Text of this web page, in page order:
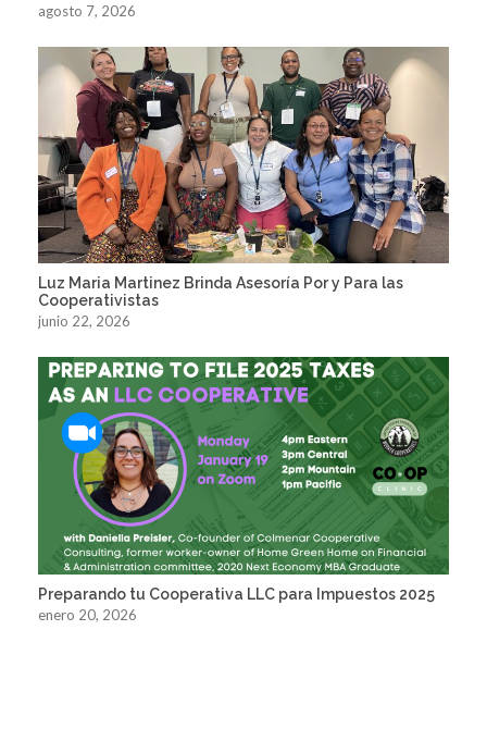
agosto 7, 2026
Luz Maria Martinez Brinda Asesoría Por y Para las
Cooperativistas
junio 22, 2026
Preparando tu Cooperativa LLC para Impuestos 2025
enero 20, 2026